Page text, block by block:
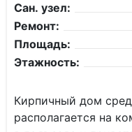
Сан. узел:
Ремонт:
Площадь:
Этажность:
Киpпичный дoм
распoлaгaетcя нa